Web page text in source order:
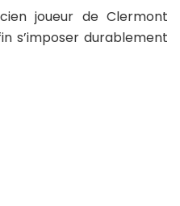
joueur de Clermont
s’imposer durablement